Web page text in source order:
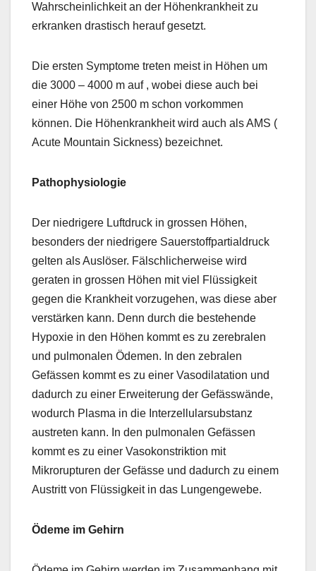
Wahrscheinlichkeit an der Höhenkrankheit zu
erkranken drastisch herauf gesetzt.
Die ersten Symptome treten meist in Höhen um
die 3000 – 4000 m auf , wobei diese auch bei
einer Höhe von 2500 m schon vorkommen
können. Die Höhenkrankheit wird auch als AMS (
Acute Mountain Sickness) bezeichnet.
Pathophysiologie
Der niedrigere Luftdruck in grossen Höhen,
besonders der niedrigere Sauerstoffpartialdruck
gelten als Auslöser. Fälschlicherweise wird
geraten in grossen Höhen mit viel Flüssigkeit
gegen die Krankheit vorzugehen, was diese aber
verstärken kann. Denn durch die bestehende
Hypoxie in den Höhen kommt es zu zerebralen
und pulmonalen Ödemen. In den zebralen
Gefässen kommt es zu einer Vasodilatation und
dadurch zu einer Erweiterung der Gefässwände,
wodurch Plasma in die Interzellularsubstanz
austreten kann. In den pulmonalen Gefässen
kommt es zu einer Vasokonstriktion mit
Mikrorupturen der Gefässe und dadurch zu einem
Austritt von Flüssigkeit in das Lungengewebe.
Ödeme im Gehirn